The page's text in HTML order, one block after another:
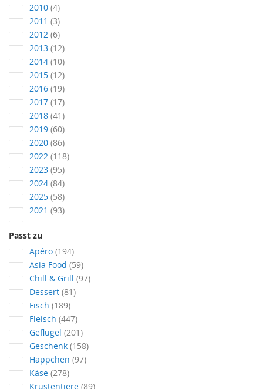
2010 4Artikel
2011 3Artikel
2012 6Artikel
2013 12Artikel
2014 10Artikel
2015 12Artikel
2016 19Artikel
2017 17Artikel
2018 41Artikel
2019 60Artikel
2020 86Artikel
2022 118Artikel
2023 95Artikel
2024 84Artikel
2025 58Artikel
2021 93Artikel
Passt zu
Apéro 194Artikel
Asia Food 59Artikel
Chill & Grill 97Artikel
Dessert 81Artikel
Fisch 189Artikel
Fleisch 447Artikel
Geflügel 201Artikel
Geschenk 158Artikel
Häppchen 97Artikel
Käse 278Artikel
Krustentiere 89Artikel